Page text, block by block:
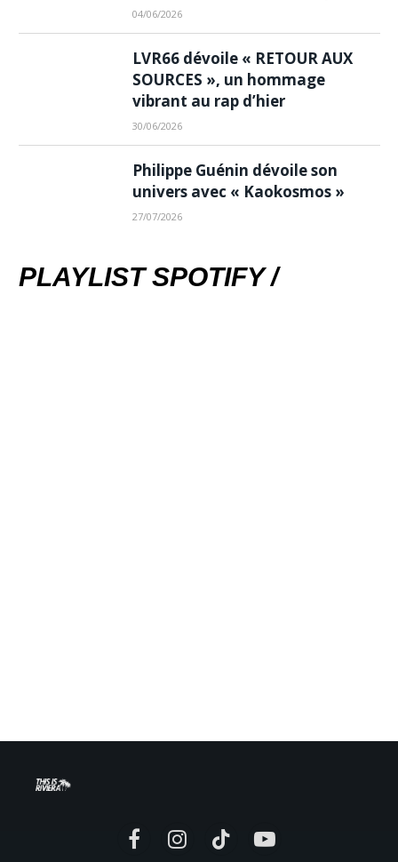
04/06/2026
LVR66 dévoile « RETOUR AUX
SOURCES », un hommage
vibrant au rap d’hier
30/06/2026
Philippe Guénin dévoile son
univers avec « Kaokosmos »
27/07/2026
PLAYLIST SPOTIFY /
FacebookInstagramTikTok YouTube